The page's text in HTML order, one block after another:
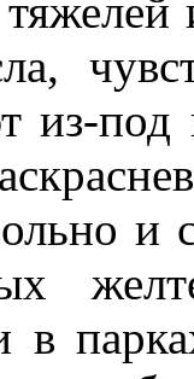
из-
и
в